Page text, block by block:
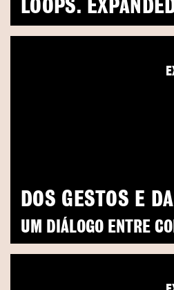
LOOPS.
DOS GESTOS E
UM DIÁLOGO ENTRE